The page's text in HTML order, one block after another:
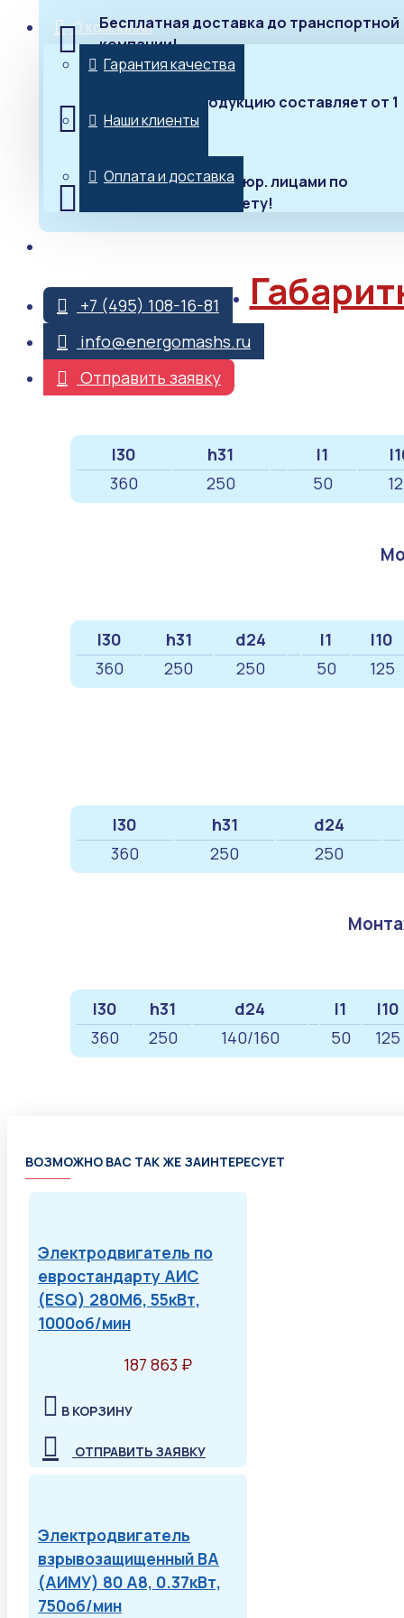
О компании
Гарантия качества
Наши клиенты
Оплата и доставка
+7 (495) 108-16-81
info@energomashs.ru
Отправить заявку
Бесплатная доставка до транспортной
компании!
Гарантия на продукцию составляет от 1
года до 3 лет!
Работаем только с юр. лицами по
безналичному расчету!
l30 h31 l1
360
250 50
l30 h31 d24 l1 l10
360
250 250 50 125
l30 h31 d24
360
250 250
l30 h31 d24 l1 l10
360
250 140/160 50 125
ВОЗМОЖНО ВАС ТАК ЖЕ ЗАИНТЕРЕСУЕТ
Электродвигатель по
евростандарту АИС
(ESQ) 280M6, 55кВт,
1000об/мин
187 863 ₽
В КОРЗИНУ
ОТПРАВИТЬ ЗАЯВКУ
Электродвигатель
взрывозащищенный ВА
(АИМУ) 80 А8, 0.37кВт,
750об/мин